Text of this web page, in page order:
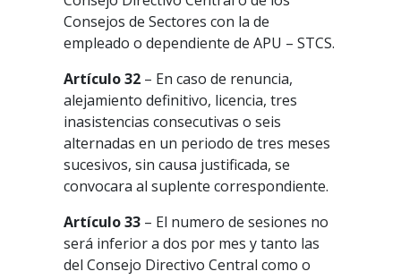
Consejos de Sectores con la de
empleado o dependiente de APU – STCS.
Artículo 32 – En caso de renuncia,
alejamiento definitivo, licencia, tres
inasistencias consecutivas o seis
alternadas en un periodo de tres meses
sucesivos, sin causa justificada, se
convocara al suplente correspondiente.
Artículo 33 – El numero de sesiones no
será inferior a dos por mes y tanto las
del Consejo Directivo Central como o